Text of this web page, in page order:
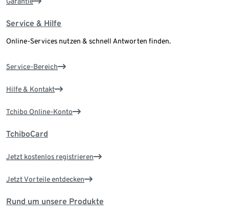
Service & Hilfe
Online-Services nutzen & schnell Antworten finden.
Service-Bereich
Hilfe & Kontakt
Tchibo Online-Konto
TchiboCard
Jetzt kostenlos registrieren
Jetzt Vorteile entdecken
Rund um unsere Produkte